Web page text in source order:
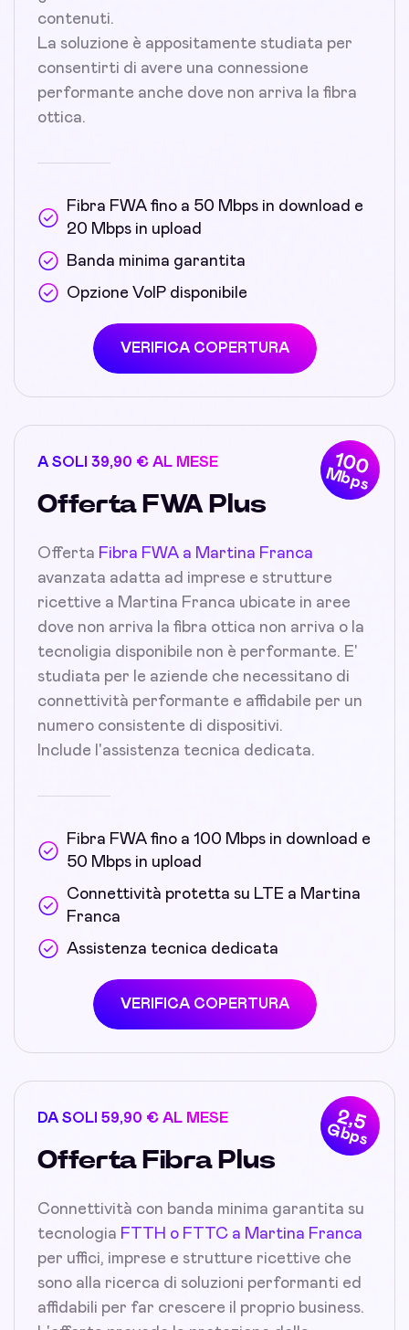
contenuti.
La soluzione è appositamente studiata per
consentirti di avere una connessione
performante anche dove non arriva la fibra
ottica.
Fibra FWA fino a 50 Mbps in download e
20 Mbps in upload
Banda minima garantita
Opzione VoIP disponibile
VERIFICA COPERTURA
100
Mbps
A SOLI 39,90 € AL MESE
Offerta FWA Plus
Offerta Fibra FWA a Martina Franca
avanzata adatta ad imprese e strutture
ricettive a Martina Franca ubicate in aree
dove non arriva la fibra ottica non arriva o la
tecnoligia disponibile non è performante. E'
studiata per le aziende che necessitano di
connettività performante e affidabile per un
numero consistente di dispositivi.
Include l'assistenza tecnica dedicata.
Fibra FWA fino a 100 Mbps in download e
50 Mbps in upload
Connettività protetta su LTE a Martina
Franca
Assistenza tecnica dedicata
VERIFICA COPERTURA
2,5
Gbps
DA SOLI 59,90 € AL MESE
Offerta Fibra Plus
Connettività con banda minima garantita su
tecnologia FTTH o FTTC a Martina Franca
per uffici, imprese e strutture ricettive che
sono alla ricerca di soluzioni performanti ed
affidabili per far crescere il proprio business.